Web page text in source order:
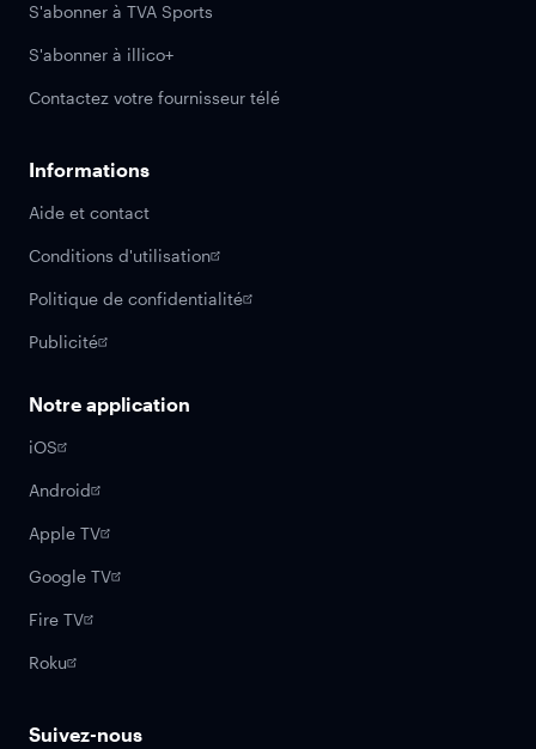
S'abonner à TVA Sports
S'abonner à illico+
Contactez votre fournisseur télé
Informations
Aide et contact
Conditions d'utilisation
Politique de confidentialité
Publicité
Notre application
iOS
Android
Apple TV
Google TV
Fire TV
Roku
Suivez-nous